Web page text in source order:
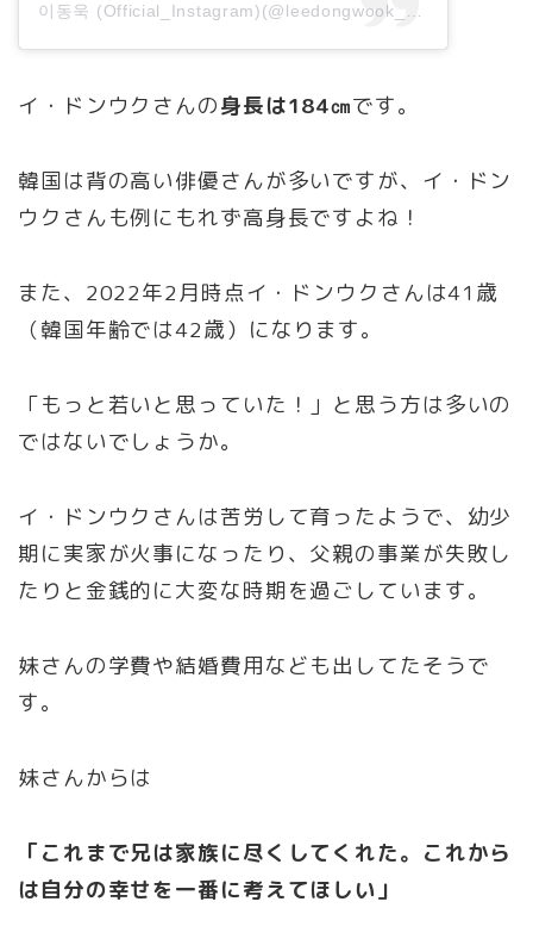
イ・ドンウクさんの身長は184㎝です。
韓国は背の高い俳優さんが多いですが、イ・ドン
ウクさんも例にもれず高身長ですよね！
また、2022年2月時点イ・ドンウクさんは41歳
（韓国年齢では42歳）になります。
「もっと若いと思っていた！」と思う方は多いの
ではないでしょうか。
イ・ドンウクさんは苦労して育ったようで、幼少
期に実家が火事になったり、父親の事業が失敗し
たりと金銭的に大変な時期を過ごしています。
妹さんの学費や結婚費用なども出してたそうで
す。
妹さんからは
「これまで兄は家族に尽くしてくれた。これから
は自分の幸せを一番に考えてほしい」